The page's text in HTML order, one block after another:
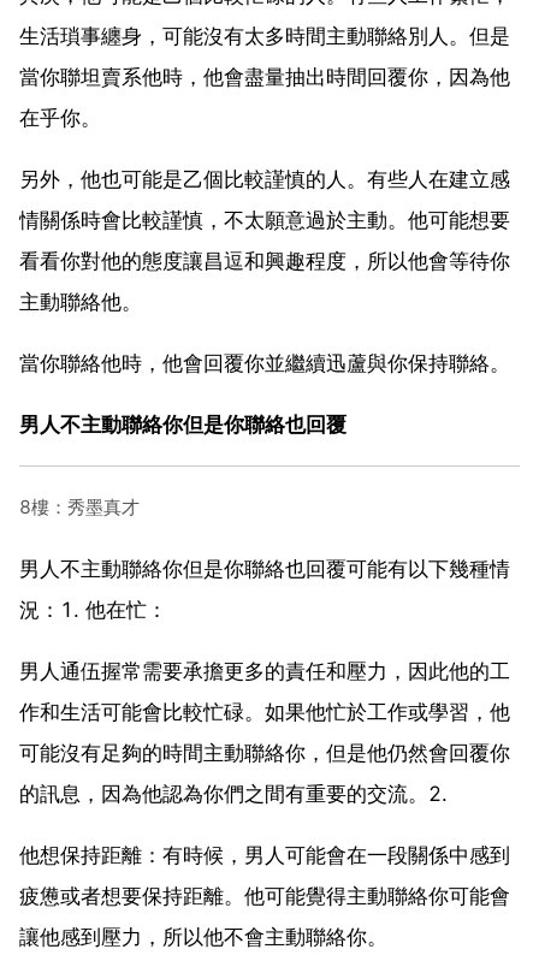
生活瑣事纏身，可能沒有太多時間主動聯絡別人。但是
當你聯坦賣系他時，他會盡量抽出時間回覆你，因為他
在乎你。
另外，他也可能是乙個比較謹慎的人。有些人在建立感
情關係時會比較謹慎，不太願意過於主動。他可能想要
看看你對他的態度讓昌逗和興趣程度，所以他會等待你
主動聯絡他。
當你聯絡他時，他會回覆你並繼續迅蘆與你保持聯絡。
男人不主動聯絡你但是你聯絡也回覆
8樓：秀墨真才
男人不主動聯絡你但是你聯絡也回覆可能有以下幾種情
況：1. 他在忙：
男人通伍握常需要承擔更多的責任和壓力，因此他的工
作和生活可能會比較忙碌。如果他忙於工作或學習，他
可能沒有足夠的時間主動聯絡你，但是他仍然會回覆你
的訊息，因為他認為你們之間有重要的交流。2.
他想保持距離：有時候，男人可能會在一段關係中感到
疲憊或者想要保持距離。他可能覺得主動聯絡你可能會
讓他感到壓力，所以他不會主動聯絡你。